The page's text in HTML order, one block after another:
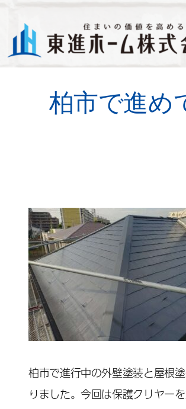
柏市で進め
柏市で進行中の外壁塗装と屋根
りました。今回は保護クリヤー